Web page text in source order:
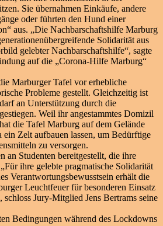
Sie übernahmen Einkäufe, andere
oder führten den Hund einer
aus. „Die Nachbarschaftshilfe Marburg
Solidarität aus
gelebter Nachbarschaftshilfe“, sagte
auf die „Corona-Hilfe Marburg“
Marburger Tafel vor erhebliche
Probleme gestellt. Gleichzeitig ist
an Unterstützung durch die
Weil ihr angestammtes Domizil
die Tafel Marburg auf dem Gelände
Zelt aufbauen lassen, um Bedürftige
zu versorgen.
an Studenten bereitgestellt, die ihre
ihre gelebte pragmatische Solidarität
Verantwortungsbewusstsein erhält die
Leuchtfeuer für besonderen Einsatz
schloss Jury-Mitglied Jens Bertrams seine
Bedingungen während des Lockdowns